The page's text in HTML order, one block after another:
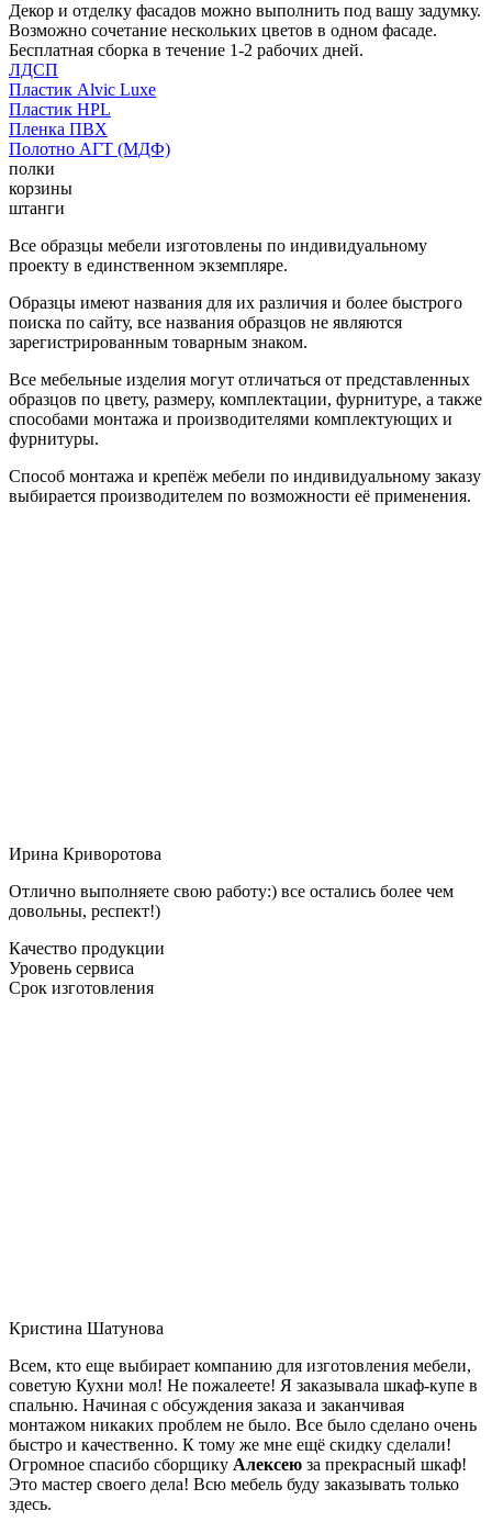
Декор и отделку фасадов можно выполнить под вашу задумку.
Возможно сочетание нескольких цветов в одном фасаде.
Бесплатная сборка в течение 1-2 рабочих дней.
ЛДСП
Пластик Alvic Luxe
Пластик HPL
Пленка ПВХ
Полотно АГТ (МДФ)
полки
корзины
штанги
Все образцы мебели изготовлены по индивидуальному
проекту в единственном экземпляре.
Образцы имеют названия для их различия и более быстрого
поиска по сайту, все названия образцов не являются
зарегистрированным товарным знаком.
Все мебельные изделия могут отличаться от представленных
образцов по цвету, размеру, комплектации, фурнитуре, а также
способами монтажа и производителями комплектующих и
фурнитуры.
Способ монтажа и крепёж мебели по индивидуальному заказу
выбирается производителем по возможности её применения.
Ирина Криворотова
Отлично выполняете свою работу:) все остались более чем
довольны, респект!)
Качество продукции
Уровень сервиса
Срок изготовления
Кристина Шатунова
Всем, кто еще выбирает компанию для изготовления мебели,
советую Кухни мол! Не пожалеете! Я заказывала шкаф-купе в
спальню. Начиная с обсуждения заказа и заканчивая
монтажом никаких проблем не было. Все было сделано очень
быстро и качественно. К тому же мне ещё скидку сделали!
Огромное спасибо сборщику Алексею за прекрасный шкаф!
Это мастер своего дела! Всю мебель буду заказывать только
здесь.